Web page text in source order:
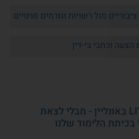
מול רשויות וגורמים פרטיים
וכתבי בי-דין
הקורס מתקיים LIVE באונליין - מבלי לצאת
בכיתת הלימוד שלנו